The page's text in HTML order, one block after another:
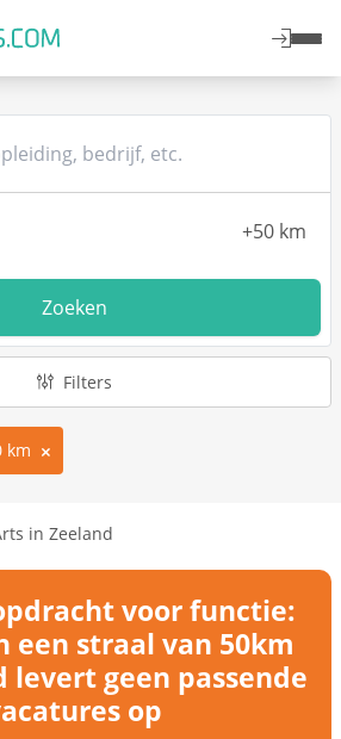
Zoeken
Filters
km
in Zeeland
voor functie:
een straal van 50km
levert geen passende
op